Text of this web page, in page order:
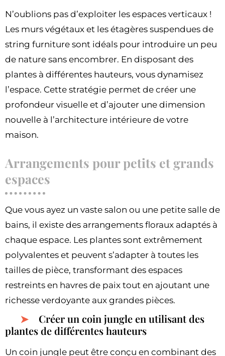
N’oublions pas d’exploiter les espaces verticaux !
Les murs végétaux et les étagères suspendues de
string furniture sont idéals pour introduire un peu
de nature sans encombrer. En disposant des
plantes à différentes hauteurs, vous dynamisez
l’espace. Cette stratégie permet de créer une
profondeur visuelle et d’ajouter une dimension
nouvelle à l’architecture intérieure de votre
maison.
Arrangements pour petits et grands
espaces
Que vous ayez un vaste salon ou une petite salle de
bains, il existe des arrangements floraux adaptés à
chaque espace. Les plantes sont extrêmement
polyvalentes et peuvent s’adapter à toutes les
tailles de pièce, transformant des espaces
restreints en havres de paix tout en ajoutant une
richesse verdoyante aux grandes pièces.
Créer un coin jungle en utilisant des
plantes de différentes hauteurs
Un coin jungle peut être conçu en combinant des